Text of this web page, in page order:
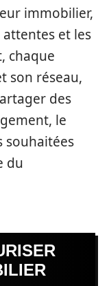
immobilier,
attentes et les
chaque
son réseau,
des
le
souhaitées
du